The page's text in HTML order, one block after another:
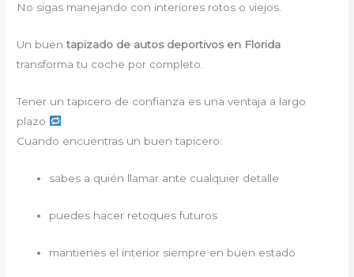
No sigas manejando con interiores rotos o viejos.
Un buentapizado de autos deportivos en Florida
transforma tu coche por completo.
Tener un tapicero de confianza es una ventaja a largo
plazo
Cuando encuentras un buen tapicero:
sabes a quién llamar ante cualquier detalle
puedes hacer retoques futuros
mantienes el interior siempre en buen estado